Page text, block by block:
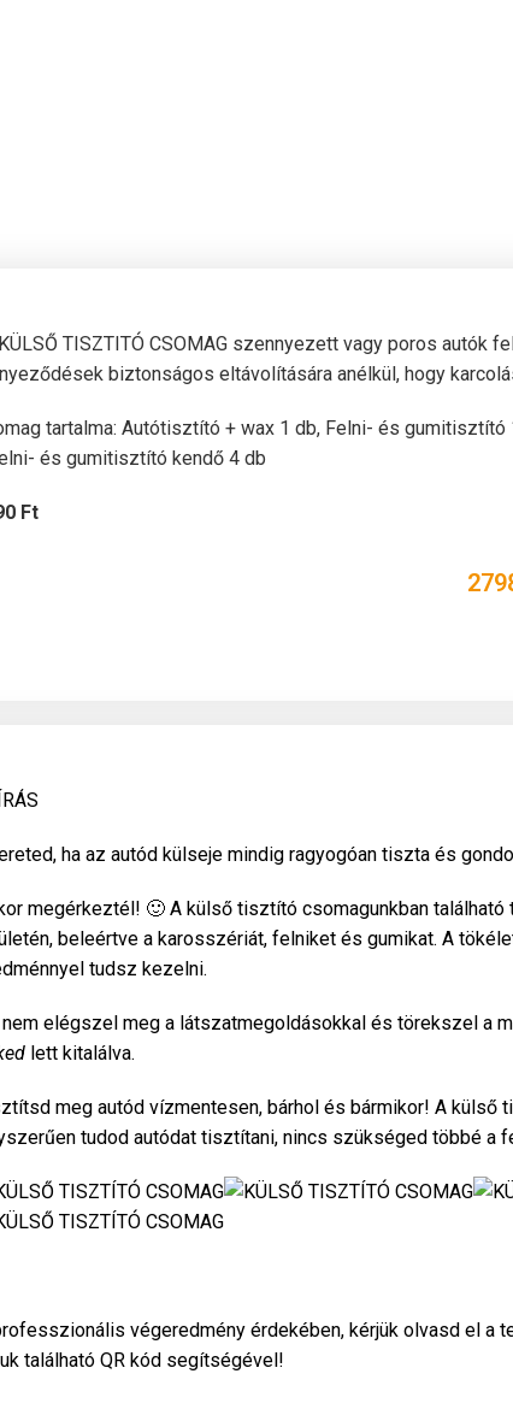
TISZTITÓ CSOMAG szennyezett vagy poros
biztonságos eltávolítására anélkül, hogy
tartalma: Autótisztító + wax 1 db, Felni- és
és gumitisztító kendő 4 db
Ft
ha az autód külseje mindig ragyogóan tiszta és
megérkeztél! 🙂 A külső tisztító csomagunkban
beleértve a karosszériát, felniket és gumikat. A
tudsz kezelni.
nem elégszel meg a látszatmegoldásokkal és törekszel a
lett kitalálva.
meg autód vízmentesen, bárhol és bármikor! A külső
tudod autódat tisztítani, nincs szükséged többé a
végeredmény érdekében, kérjük olvasd el a
található QR kód segítségével!